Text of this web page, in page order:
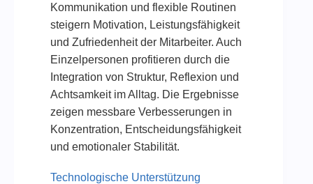
Kommunikation und flexible Routinen
steigern Motivation, Leistungsfähigkeit
und Zufriedenheit der Mitarbeiter. Auch
Einzelpersonen profitieren durch die
Integration von Struktur, Reflexion und
Achtsamkeit im Alltag. Die Ergebnisse
zeigen messbare Verbesserungen in
Konzentration, Entscheidungsfähigkeit
und emotionaler Stabilität.
Technologische Unterstützung